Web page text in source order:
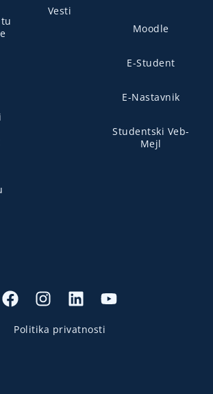
Vesti
Moodle
E-Student
E-Nastavnik
Studentski Veb-
Mejl
Politika privatnosti